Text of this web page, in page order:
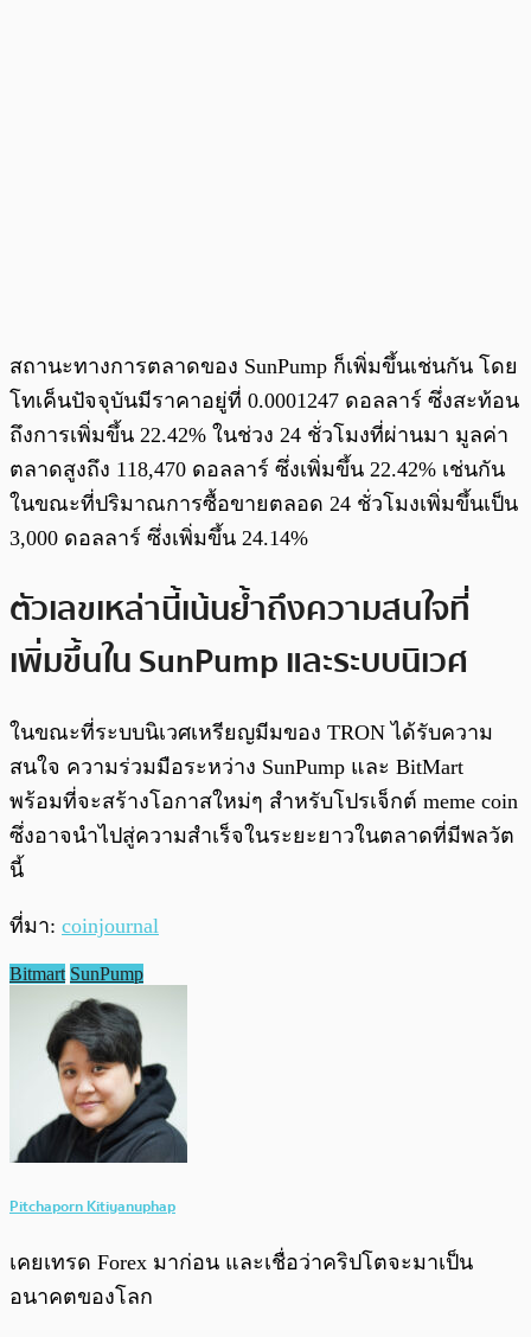
สถานะทางการตลาดของ SunPump ก็เพิ่มขึ้นเช่นกัน โดย
โทเค็นปัจจุบันมีราคาอยู่ที่ 0.0001247 ดอลลาร์ ซึ่งสะท้อน
ถึงการเพิ่มขึ้น 22.42% ในช่วง 24 ชั่วโมงที่ผ่านมา มูลค่า
ตลาดสูงถึง 118,470 ดอลลาร์ ซึ่งเพิ่มขึ้น 22.42% เช่นกัน
ในขณะที่ปริมาณการซื้อขายตลอด 24 ชั่วโมงเพิ่มขึ้นเป็น
3,000 ดอลลาร์ ซึ่งเพิ่มขึ้น 24.14%
ตัวเลขเหล่านี้เน้นย้ำถึงความสนใจที่
เพิ่มขึ้นใน SunPump และระบบนิเวศ
ในขณะที่ระบบนิเวศเหรียญมีมของ TRON ได้รับความ
สนใจ ความร่วมมือระหว่าง SunPump และ BitMart
พร้อมที่จะสร้างโอกาสใหม่ๆ สำหรับโปรเจ็กต์ meme coin
ซึ่งอาจนำไปสู่ความสำเร็จในระยะยาวในตลาดที่มีพลวัต
นี้
ที่มา: coinjournal
Bitmart SunPump
Pitchaporn Kitiyanuphap
เคยเทรด Forex มาก่อน และเชื่อว่าคริปโตจะมาเป็น
อนาคตของโลก